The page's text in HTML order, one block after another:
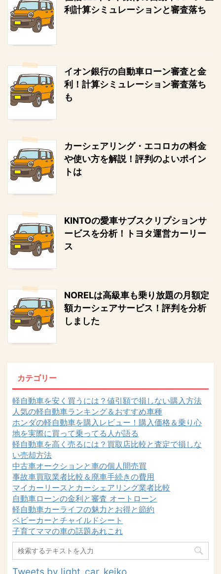
利計算シミュレーションと審査落ち
イオン銀行の自動車ローン審査と金
利！計算シミュレーション審査落ち
も
カーシェアリング・エコロカの料金
や使い方を解説！評判のよいポイン
トは
KINTOの愛車サブスクリプションサ
ービスを分析！トヨタ運営カーリー
ス
NORELは高級車も乗り放題の月額定
額カーシェアサービス！評判を分析
しました
カテゴリー
軽自動車を安く買うには？値引額で損しない購入方法
人気の軽自動車ランキング＆おすすめ車種
ホンダの軽自動車を購入レビュー！購入価格＆乗り心
地を実際に買って乗ってる人が語る
軽自動車を高く売るには？買取店比較と査定で損しな
い売却方法
中古車オークションと車の個人間売買
事故車買取業者比較＆廃車手続きの費用
マイカーリースとカーシェアリング業者比較
自動車ローンの金利と審査 オートローン
軽自動車カーライフの魅力とお得と節約
ベビーカーとチャイルドシート
子育てママの車の話題あれこれ